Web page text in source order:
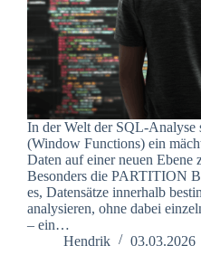
In der Welt der SQL-Analyse
(Window Functions) ein
Daten auf einer neuen Ebene
Besonders die PARTITION
es, Datensätze innerhalb
analysieren, ohne dabei
– ein…
Hendrik
03.03.2026